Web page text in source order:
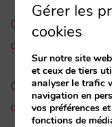
Comment les
qui vous
Comment les
qui vous
Gérer les
cookies
Sur notre site
et ceux de tiers
analyser le trafic
navigation en
vos préférences
fonctions de